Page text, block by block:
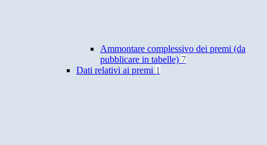
Ammontare complessivo dei premi (da
pubblicare in tabelle) 7
Dati relativi ai premi 1